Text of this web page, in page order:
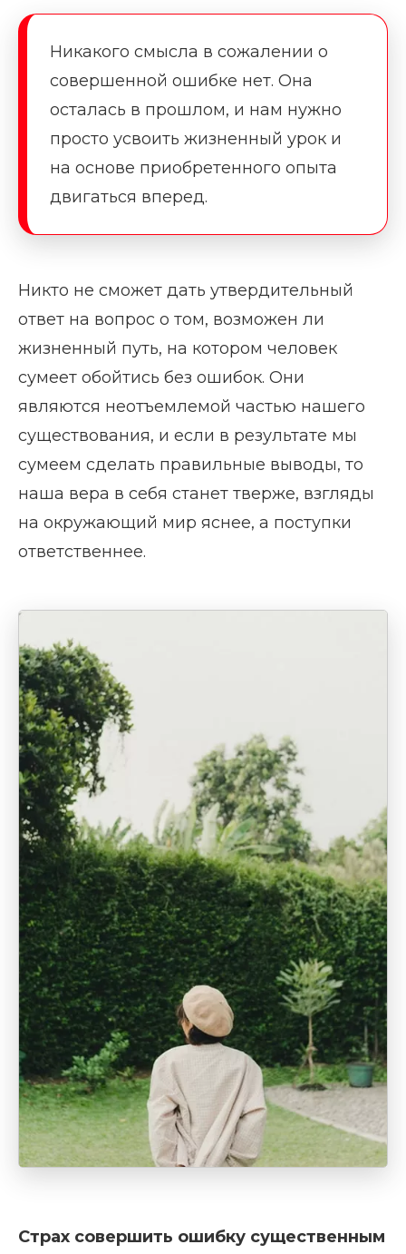
Никакого смысла в сожалении о
совершенной ошибке нет. Она
осталась в прошлом, и нам нужно
просто усвоить жизненный урок и
на основе приобретенного опыта
двигаться вперед.
Никто не сможет дать утвердительный
ответ на вопрос о том, возможен ли
жизненный путь, на котором человек
сумеет обойтись без ошибок. Они
являются неотъемлемой частью нашего
существования, и если в результате мы
сумеем сделать правильные выводы, то
наша вера в себя станет тверже, взгляды
на окружающий мир яснее, а поступки
ответственнее.
Страх совершить ошибку существенным